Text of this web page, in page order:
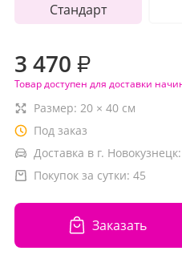
Стандарт
3 470 ₽
Товар доступен для доставки
Размер: 20 × 40 см
Под заказ
Доставка в г. Новокузнецк:
Покупок за сутки: 45
Заказать